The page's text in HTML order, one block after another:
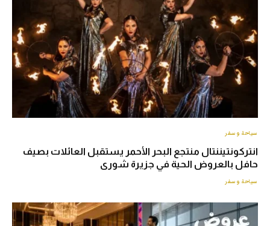
سياحة وسفر
انتركونتيننتال منتجع البحر الأحمر يستقبل العائلات بصيف
حافل بالعروض الحية في جزيرة شورى
سياحة وسفر